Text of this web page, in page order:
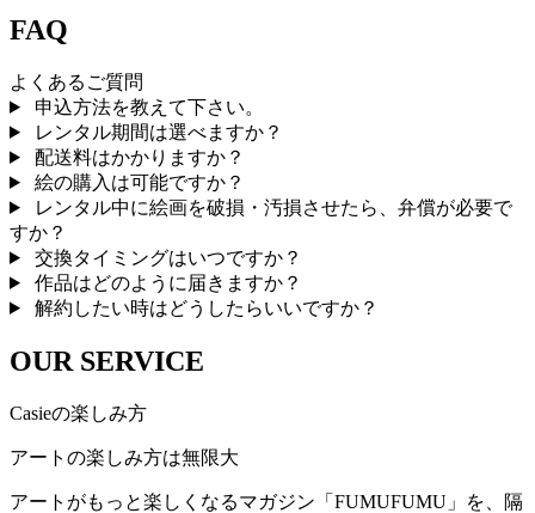
FAQ
よくあるご質問
申込方法を教えて下さい。
レンタル期間は選べますか？
配送料はかかりますか？
絵の購入は可能ですか？
レンタル中に絵画を破損・汚損させたら、弁償が必要で
すか？
交換タイミングはいつですか？
作品はどのように届きますか？
解約したい時はどうしたらいいですか？
OUR SERVICE
Casieの楽しみ方
アートの楽しみ方は無限大
アートがもっと楽しくなるマガジン「FUMUFUMU」を、隔